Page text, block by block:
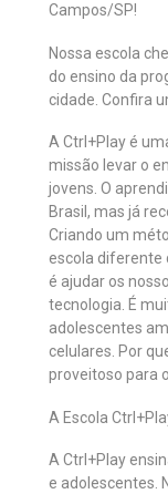
Campos/SP!
Nossa escola
do ensino da
cidade. Confira
A Ctrl+Play é
missão levar o
jovens. O
Brasil, mas já
Criando um
escola diferente
é ajudar os
tecnologia. É
adolescentes
celulares. Por
proveitoso para
A Escola
A Ctrl+Play
e adolescentes.